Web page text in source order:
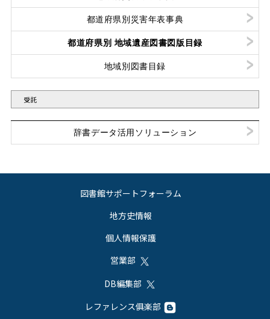
都道府県別災害年表事典
都道府県別 地域遺産図書図版目録
地域別図書目録
受託
辞書データ活用ソリューション
図書館サポートフォーラム
地方史情報
個人情報保護
営業部
DB編集部
レファレンス俱楽部